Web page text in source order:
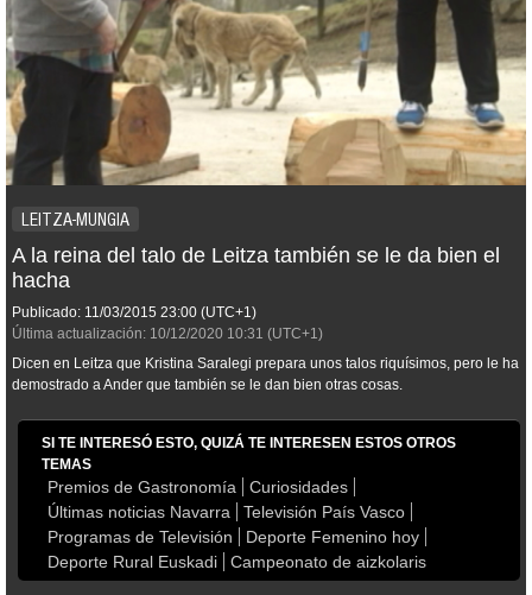
LEITZA-MUNGIA
A la reina del talo de Leitza también se le da bien el
hacha
Publicado: 11/03/2015 23:00 (UTC+1)
Última actualización: 10/12/2020 10:31 (UTC+1)
Dicen en Leitza que Kristina Saralegi prepara unos talos riquísimos, pero le ha
demostrado a Ander que también se le dan bien otras cosas.
SI TE INTERESÓ ESTO, QUIZÁ TE INTERESEN ESTOS OTROS
TEMAS
Premios de Gastronomía
Curiosidades
Últimas noticias Navarra
Televisión País Vasco
Programas de Televisión
Deporte Femenino hoy
Deporte Rural Euskadi
Campeonato de aizkolaris